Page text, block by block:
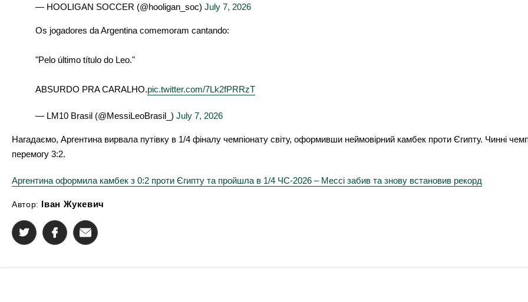
— HOOLIGAN SOCCER (@hooligan_soc) July 7, 2026
Os jogadores da Argentina comemoram cantando:
"Pelo último título do Leo."
ABSURDO PRA CARALHO.pic.twitter.com/7Lk2fPRRzT
— LM10 Brasil (@MessiLeoBrasil_) July 7, 2026
Нагадаємо, Аргентина вирвала путівку в 1/4 фіналу чемпіонату світу, оформивши неймовірний камбек проти Єгипту. Чинні
перемогу 3:2.
Аргентина оформила камбек з 0:2 проти Єгипту та пройшла в 1/4 ЧС-2026 – Мессі забив та знову встановив рекорд
Автор: Іван Жукевич